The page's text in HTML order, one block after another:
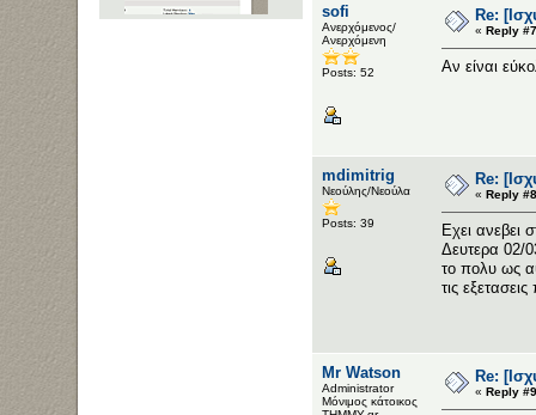
sofi
Ανερχόμενος/
Ανερχόμενη
Posts: 52
Re:
« Reply
Αν είναι
mdimitrig
Νεούλης/Νεούλα
Posts: 39
Re:
« Reply
Εχει ανεβει
Δευτερα 02/
το πολυ ως
τις
Mr Watson
Administrator
Μόνιμος κάτοικος
Re:
« Reply